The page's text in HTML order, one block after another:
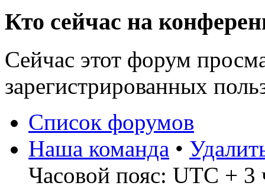
Кто сейчас на
Сейчас этот форум
зарегистрированных
Список форумов
Наша команда •
Часовой пояс: UTC + 3